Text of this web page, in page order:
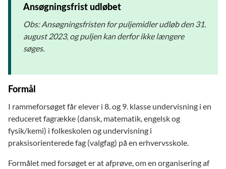
Ansøgningsfrist udløbet
Obs: Ansøgningsfristen for puljemidler udløb den 31.
august 2023, og puljen kan derfor ikke længere
søges.
Formål
I rammeforsøget får elever i 8. og 9. klasse undervisning i en
reduceret fagrække (dansk, matematik, engelsk og
fysik/kemi) i folkeskolen og undervisning i
praksisorienterede fag (valgfag) på en erhvervsskole.
Formålet med forsøget er at afprøve, om en organisering af